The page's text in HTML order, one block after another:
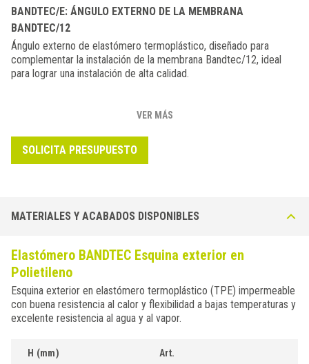
BANDTEC/E: ÁNGULO EXTERNO DE LA MEMBRANA
BANDTEC/12
Ángulo externo de elastómero termoplástico, diseñado para
complementar la instalación de la membrana Bandtec/12, ideal
para lograr una instalación de alta calidad.
VER MÁS
SOLICITA PRESUPUESTO
MATERIALES Y ACABADOS DISPONIBLES
Elastómero BANDTEC Esquina exterior en
Polietileno
Esquina exterior en elastómero termoplástico (TPE) impermeable
con buena resistencia al calor y flexibilidad a bajas temperaturas y
excelente resistencia al agua y al vapor.
H (mm) Art.